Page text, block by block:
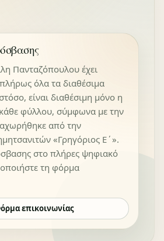
Πανταζόπουλου έχει
όλα τα διαθέσιμα
είναι διαθέσιμη μόνο η
φύλλου, σύμφωνα με την
από την
«Γρηγόριος Ε΄».
στο πλήρες ψηφιακό
τη φόρμα
επικοινωνίας